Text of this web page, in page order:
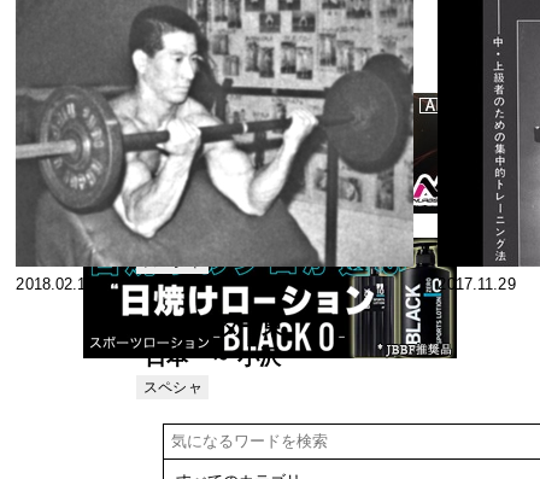
2018.10.17
★'78ミスター
実業団、ミス
ター日本6位
私のトレーニ
ング法≪朝生
照雄≫
リスト
2018.03.27
2018.02.11
’69ミスター東
日本 ～ 小沢
幸夫選手のト
スペシャ
2017.11.29